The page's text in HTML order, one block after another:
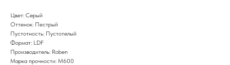
Цвет: Серый
Оттенок: Пестрый
Пустотность: Пустотелый
Формат: LDF
Производитель: Roben
Марка прочности: M600